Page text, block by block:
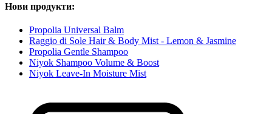
Нови продукти:
Propolia Universal Balm
Raggio di Sole Hair & Body Mist - Lemon & Jasmine
Propolia Gentle Shampoo
Niyok Shampoo Volume & Boost
Niyok Leave-In Moisture Mist